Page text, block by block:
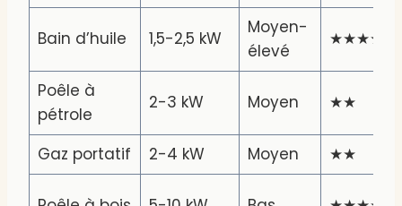
Bain d’huile 1,5-2,5 kW
Moyen-
élevé
★★★★★
Poêle à
pétrole
2-3 kW Moyen ★★
Gaz portatif 2-4 kW Moyen ★★